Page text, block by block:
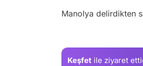
Manolya delirdikten
Keşfet ile ziyaret